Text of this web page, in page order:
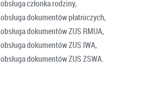
obsługa członka rodziny,
obsługa dokumentów płatniczych,
obsługa dokumentów ZUS RMUA,
obsługa dokumentów ZUS IWA,
obsługa dokumentów ZUS ZSWA.